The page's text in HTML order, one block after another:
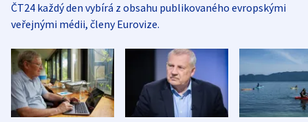
ČT24 každý den vybírá z obsahu publikovaného evropskými
veřejnými médii, členy Eurovize.